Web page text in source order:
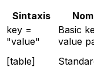
Sintaxis
key =
"value"
Basic
value
[table]